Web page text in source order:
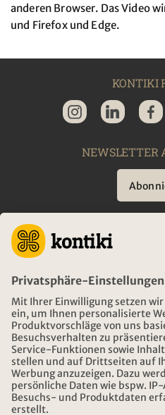
anderen Browser. Das Video
und Firefox und Edge.
KONTIKI
NEWSLETTER
BERATUNG
NOTFALL AUF REISEN
ÖFFNUNGSZEITEN KONTIKI
DOWNLOAD UND LINKS
ADRESSE
ÜBER KONTIKI